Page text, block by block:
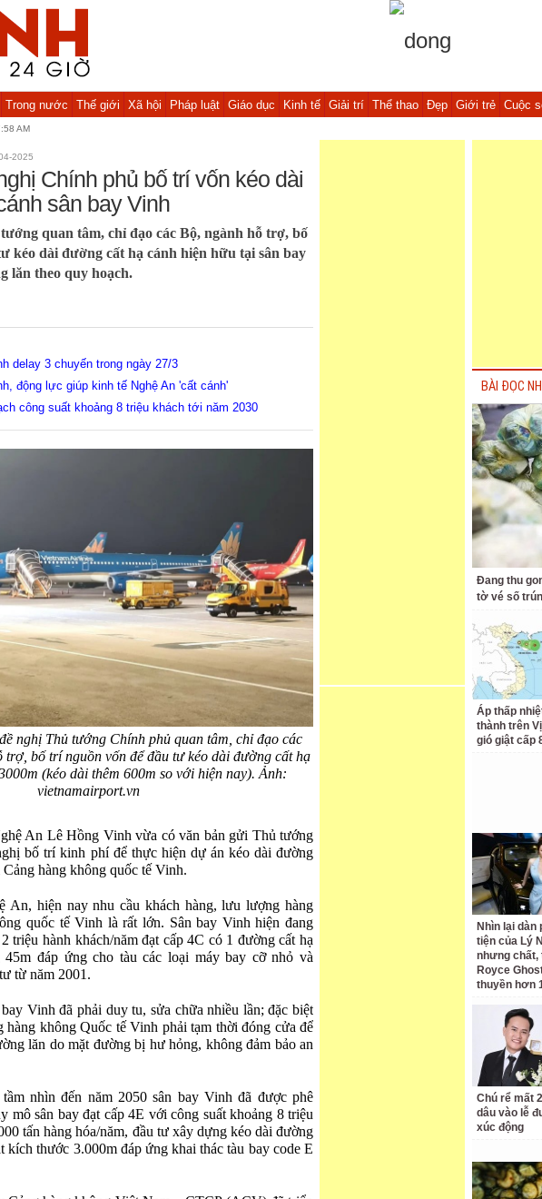
Trong nước Thế giới Xã hội Pháp luật Giáo dục Kinh tế Giải trí Thể thao Đẹp Giới trẻ Cuộc
AM
2025
Chính phủ bố trí vốn kéo dài
sân bay Vinh
quan tâm, chỉ đạo các Bộ, ngành hỗ trợ, bố
kéo dài đường cất hạ cánh hiện hữu tại sân bay
lăn theo quy hoạch.
delay 3 chuyến trong ngày 27/3
động lực giúp kinh tế Nghệ An 'cất cánh'
công suất khoảng 8 triệu khách tới năm 2030
nghị Thủ tướng Chính phủ quan tâm, chỉ đạo các
trợ, bố trí nguồn vốn để đầu tư kéo dài đường cất hạ
(kéo dài thêm 600m so với hiện nay). Ảnh:
vietnamairport.vn
An Lê Hồng Vinh vừa có văn bản gửi Thủ tướng
bố trí kinh phí để thực hiện dự án kéo dài đường
hàng không quốc tế Vinh.
An, hiện nay nhu cầu khách hàng, lưu lượng hàng
quốc tế Vinh là rất lớn. Sân bay Vinh hiện đang
triệu hành khách/năm đạt cấp 4C có 1 đường cất hạ
45m đáp ứng cho tàu các loại máy bay cỡ nhỏ và
từ năm 2001.
Vinh đã phải duy tu, sửa chữa nhiều lần; đặc biệt
hàng không Quốc tế Vinh phải tạm thời đóng cửa để
lăn do mặt đường bị hư hỏng, không đảm bảo an
nhìn đến năm 2050 sân bay Vinh đã được phê
mô sân bay đạt cấp 4E với công suất khoảng 8 triệu
tấn hàng hóa/năm, đầu tư xây dựng kéo dài đường
kích thước 3.000m đáp ứng khai thác tàu bay code E
BÀI ĐỌC
Đang thu
tờ vé số
Áp thấp
thành trên
gió giật cấp
Nhìn lại
tiện của Lý
nhưng chất,
Royce
thuyền hơn
Chú rể mất
dâu vào lễ
xúc động